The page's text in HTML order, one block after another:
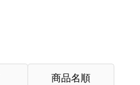
商品名順